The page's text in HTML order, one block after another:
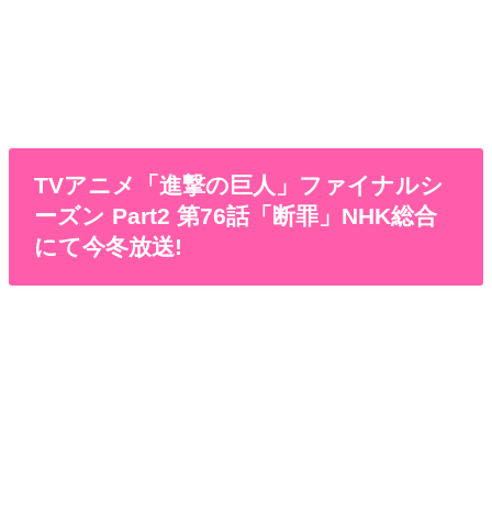
TVアニメ「進撃の巨人」ファイナルシ
ーズン Part2 第76話「断罪」NHK総合
にて今冬放送!